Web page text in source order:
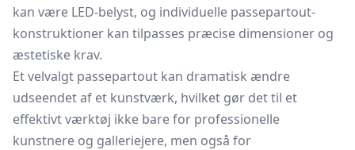
kan være LED-belyst, og individuelle passepartout-
konstruktioner kan tilpasses præcise dimensioner og
æstetiske krav.
Et velvalgt passepartout kan dramatisk ændre
udseendet af et kunstværk, hvilket gør det til et
effektivt værktøj ikke bare for professionelle
kunstnere og galleriejere, men også for